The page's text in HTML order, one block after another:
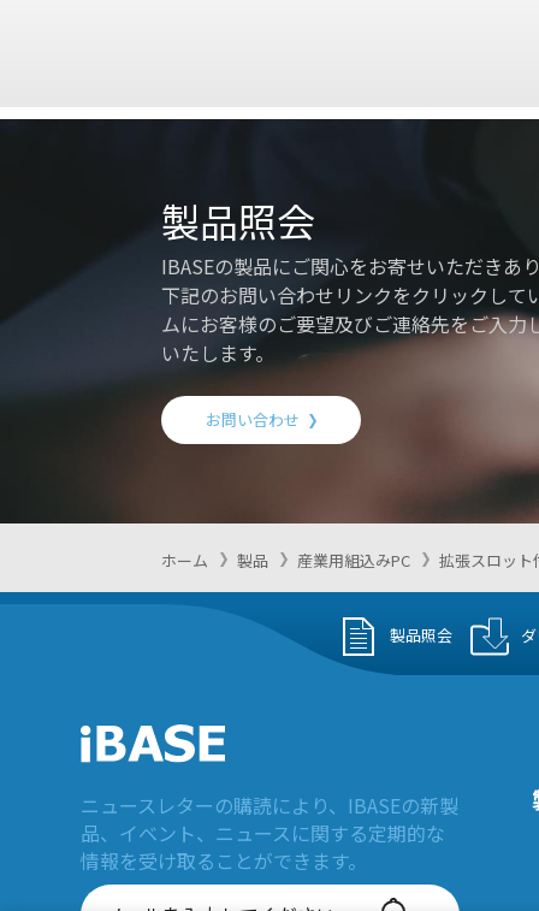
製品照会
IBASEの製品にご関心をお寄せいただきあ
下記のお問い合わせリンクをクリックして
ムにお客様のご要望及びご連絡先をご入力
いたします。
お問い合わせ
ホーム 製品 産業用組込みPC 拡張スロッ
製品照会
ニュースレターの購読により、IBASEの新製
品、イベント、ニュースに関する定期的な
情報を受け取ることができます。